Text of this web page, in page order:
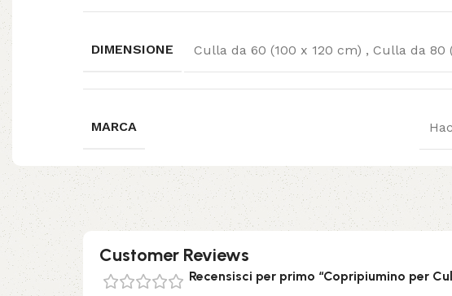
DIMENSIONE Culla da 60 (100 x 120 cm) , Culla da 80
MARCA
Customer Reviews
Recensisci per primo “Copripiumino per